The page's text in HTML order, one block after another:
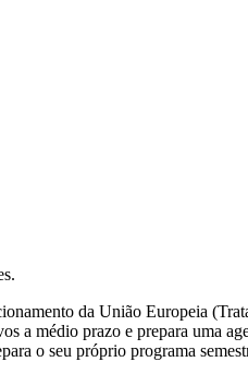
da União Europeia
a médio prazo e prepara uma
o seu próprio programa